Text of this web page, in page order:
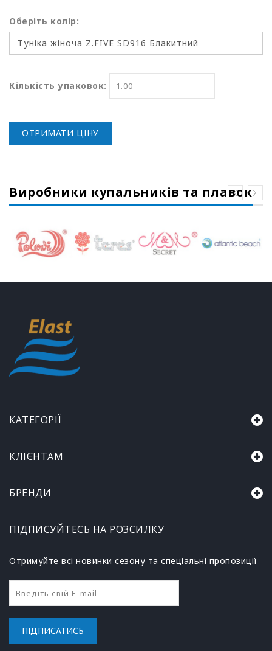
Оберіть колір:
Кількість упаковок:
ОТРИМАТИ ЦІНУ
Виробники купальників та плавок
КАТЕГОРІЇ
КЛІЄНТАМ
БРЕНДИ
ПІДПИСУЙТЕСЬ НА РОЗСИЛКУ
Отримуйте всі новинки сезону та спеціальні пропозиції
ПІДПИСАТИСЬ